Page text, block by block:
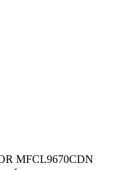
MFCL9670CDN